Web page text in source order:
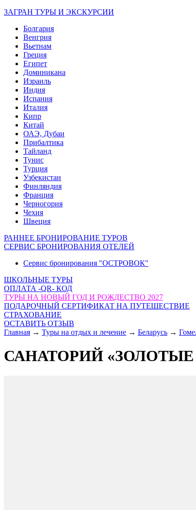
ЗАГРАН ТУРЫ И ЭКСКУРСИИ
Болгария
Венгрия
Вьетнам
Греция
Египет
Доминикана
Израиль
Индия
Испания
Италия
Кипр
Китай
ОАЭ, Дубаи
Прибалтика
Тайланд
Тунис
Турция
Узбекистан
Финляндия
Франция
Черногория
Чехия
Швеция
РАННЕЕ БРОНИРОВАНИЕ ТУРОВ
СЕРВИС БРОНИРОВАНИЯ ОТЕЛЕЙ
Сервис бронирования "ОСТРОВОК"
ШКОЛЬНЫЕ ТУРЫ
ОПЛАТА -QR- КОД
ТУРЫ НА НОВЫЙ ГОД И РОЖДЕСТВО 2027
ПОДАРОЧНЫЙ СЕРТИФИКАТ НА ПУТЕШЕСТВИЕ
СТРАХОВАНИЕ
ОСТАВИТЬ ОТЗЫВ
Главная → Туры на отдых и лечение → Беларусь →
САНАТОРИЙ